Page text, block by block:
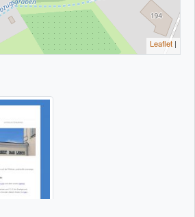
Leaflet |